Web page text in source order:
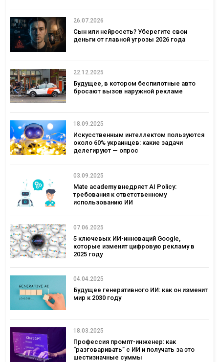
26.07.2026
Сын или нейросеть? Уберегите свои
деньги от главной угрозы 2026 года
22.12.2025
Будущее, в котором беспилотные авто
бросают вызов наружной рекламе
18.09.2025
Искусственным интеллектом пользуются
около 60% украинцев: какие задачи
делегируют — опрос
03.09.2025
Mate academy внедряет AI Policy:
требования к ответственному
использованию ИИ
07.06.2025
5 ключевых ИИ-инноваций Google,
которые изменят цифровую рекламу в
2025 году
04.04.2025
Будущее генеративного ИИ: как он изменит
мир к 2030 году
18.03.2025
Профессия промпт-инженер: как
“разговаривать” с ИИ и получать за это
шестизначные суммы